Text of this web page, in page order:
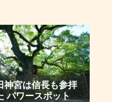
古屋市科学館)
神宮は信長も参拝
パワースポット